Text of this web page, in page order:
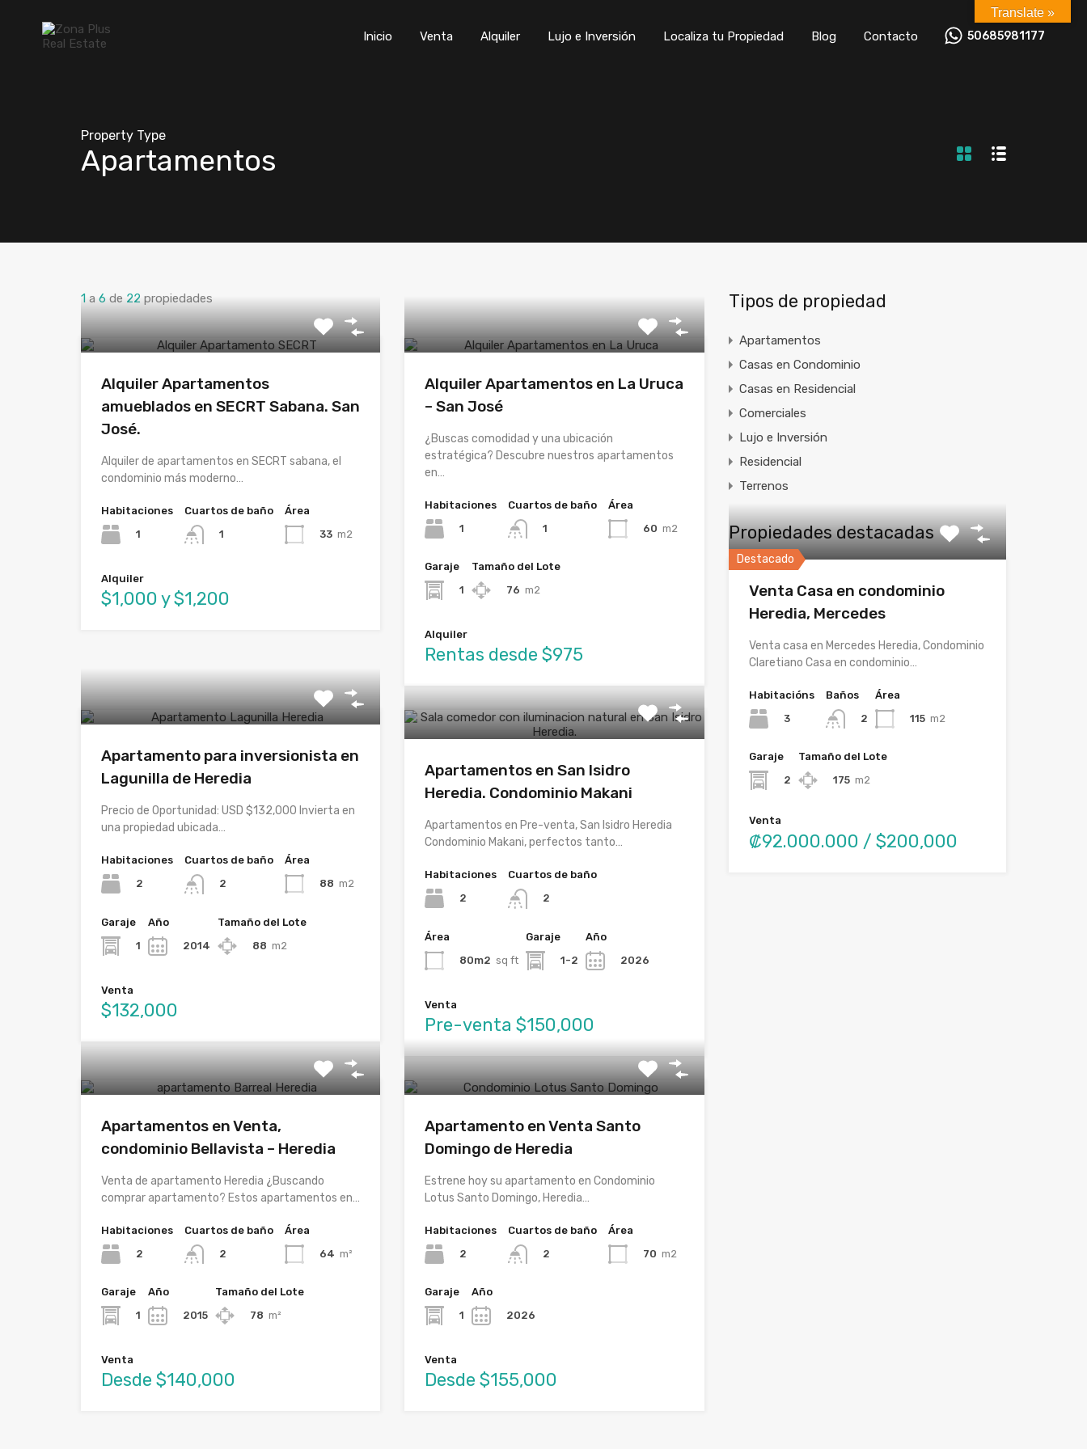
Inicio Venta Alquiler Lujo e Inversión Localiza tu Propiedad Contacto 50685981177
Inicio Venta Alquiler Lujo e Inversión Localiza tu Propiedad Blog Contacto 50685981177
Property Type
Apartamentos
1 a 6 de 22 propiedades
Alquiler Apartamentos
amueblados en SECRT Sabana. San
José.
Alquiler de apartamentos en SECRT sabana, el
condominio más moderno…
Habitaciones
1
Cuartos de baño
1
Área
33 m2
Alquiler
$1,000 y $1,200
Alquiler Apartamentos en La Uruca
– San José
¿Buscas comodidad y una ubicación
estratégica? Descubre nuestros apartamentos
en…
Habitaciones
1
Cuartos de baño
1
Área
60 m2
Garaje
1
Tamaño del Lote
76 m2
Alquiler
Rentas desde $975
Apartamento para inversionista en
Lagunilla de Heredia
Precio de Oportunidad: USD $132,000 Invierta en
una propiedad ubicada…
Habitaciones
2
Cuartos de baño
2
Área
88 m2
Garaje
1
Año
2014
Tamaño del Lote
88 m2
Venta
$132,000
Apartamentos en San Isidro
Heredia. Condominio Makani
Apartamentos en Pre-venta, San Isidro Heredia
Condominio Makani, perfectos tanto…
Habitaciones
2
Cuartos de baño
2
Área
80m2 sq ft
Garaje
1-2
Año
2026
Venta
Pre-venta $150,000
Apartamentos en Venta,
condominio Bellavista – Heredia
Venta de apartamento Heredia ¿Buscando
comprar apartamento? Estos apartamentos en…
Habitaciones
2
Cuartos de baño
2
Área
64 m²
Garaje
1
Año
2015
Tamaño del Lote
78 m²
Venta
Desde $140,000
Apartamento en Venta Santo
Domingo de Heredia
Estrene hoy su apartamento en Condominio
Lotus Santo Domingo, Heredia…
Habitaciones
2
Cuartos de baño
2
Área
70 m2
Garaje
1
Año
2026
Venta
Desde $155,000
Tipos de propiedad
Apartamentos
Casas en Condominio
Casas en Residencial
Comerciales
Lujo e Inversión
Residencial
Terrenos
Propiedades destacadas
Destacado
Venta Casa en condominio
Heredia, Mercedes
Venta casa en Mercedes Heredia, Condominio
Claretiano Casa en condominio…
Habitacións
3
Baños
2
Área
115 m2
Garaje
2
Tamaño del Lote
175 m2
Venta
₡92.000.000 / $200,000
Translate »